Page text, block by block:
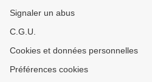
Signaler un abus
C.G.U.
Cookies et données personnelles
Préférences cookies